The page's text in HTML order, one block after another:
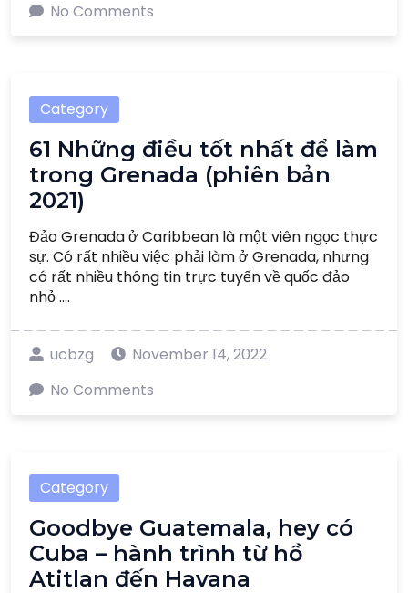
No Comments
Category
61 Những điều tốt nhất để làm
trong Grenada (phiên bản
2021)
Đảo Grenada ở Caribbean là một viên ngọc thực
sự. Có rất nhiều việc phải làm ở Grenada, nhưng
có rất nhiều thông tin trực tuyến về quốc đảo
nhỏ ....
ucbzg
November 14, 2022
No Comments
Category
Goodbye Guatemala, hey có
Cuba – hành trình từ hồ
Atitlan đến Havana